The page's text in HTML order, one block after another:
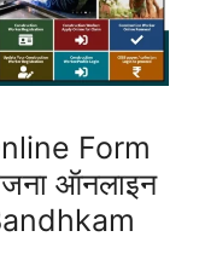
Form
ऑनलाइन